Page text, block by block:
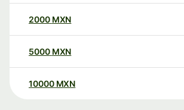
2000 MXN
5000 MXN
10000 MXN